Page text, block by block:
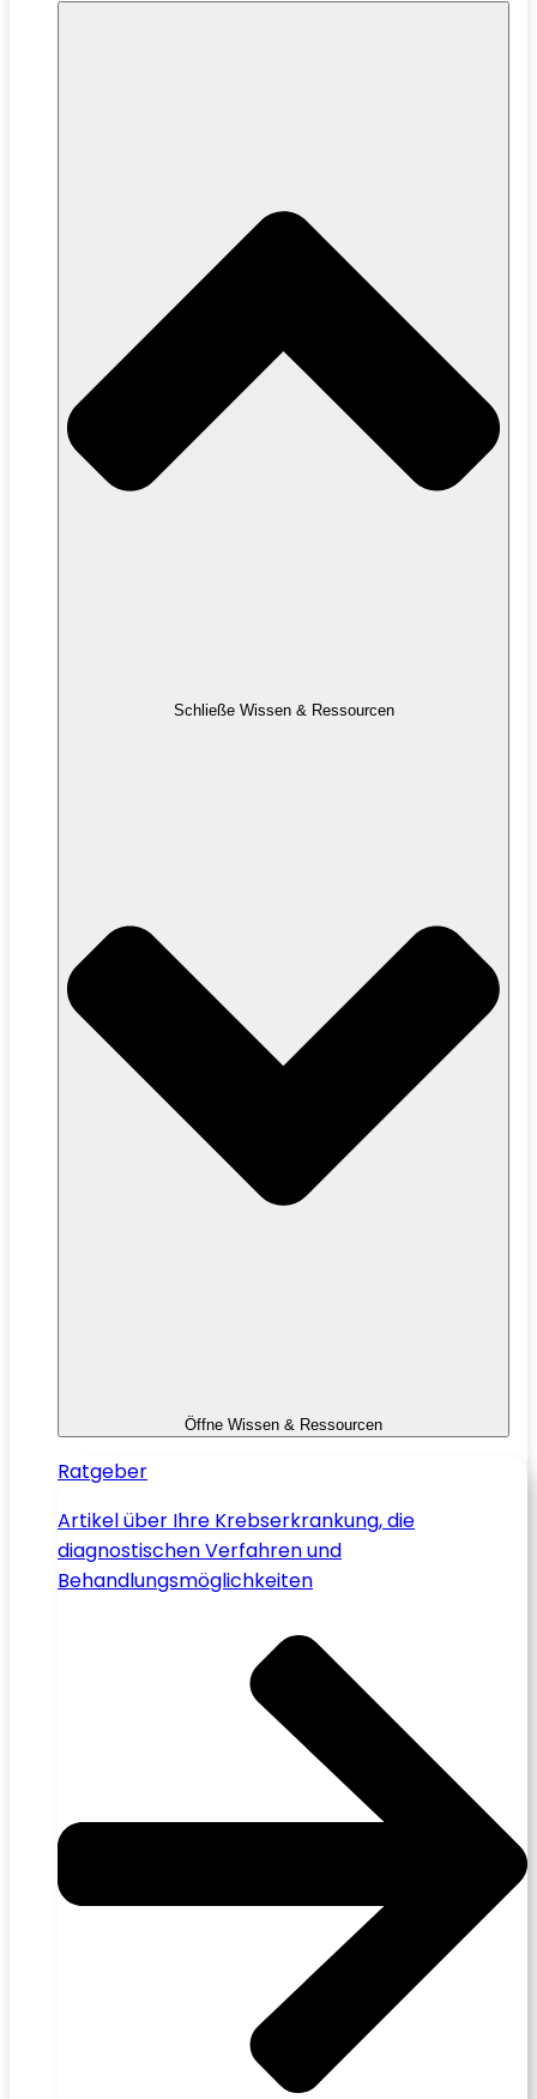
Schließe Wissen & Ressourcen
Öffne Wissen & Ressourcen
Ratgeber
Artikel über Ihre Krebserkrankung, die
diagnostischen Verfahren und
Behandlungsmöglichkeiten